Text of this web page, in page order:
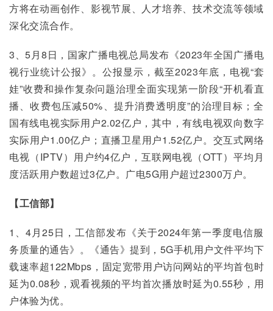
方将在动画创作、影视节展、人才培养、技术交流等领域
深化交流合作。
3、5月8日，国家广播电视总局发布《2023年全国广播电
视行业统计公报》。公报显示，截至2023年底，电视“套
娃”收费和操作复杂问题治理全面实现第一阶段“开机看直
播、收费包压减50%、提升消费透明度”的治理目标；全
国有线电视实际用户2.02亿户，其中，有线电视双向数字
实际用户1.00亿户；直播卫星用户1.52亿户。交互式网络
电视（IPTV）用户约4亿户，互联网电视（OTT）平均月
度活跃用户数超过3亿户。广电5G用户超过2300万户。
【工信部】
1、4月25日，工信部发布《关于2024年第一季度电信服
务质量的通告》。《通告》提到，5G手机用户文件平均下
载速率超122Mbps，固定宽带用户访问网站的平均首包时
延为0.08秒，观看视频的平均首次播放时延为0.55秒，用
户体验为优。